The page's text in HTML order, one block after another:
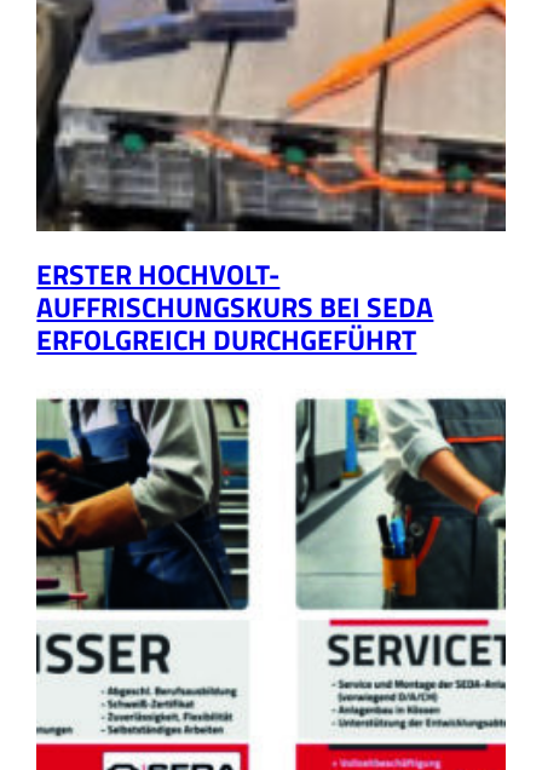
ERSTER HOCHVOLT-
AUFFRISCHUNGSKURS BEI SEDA
ERFOLGREICH DURCHGEFÜHRT